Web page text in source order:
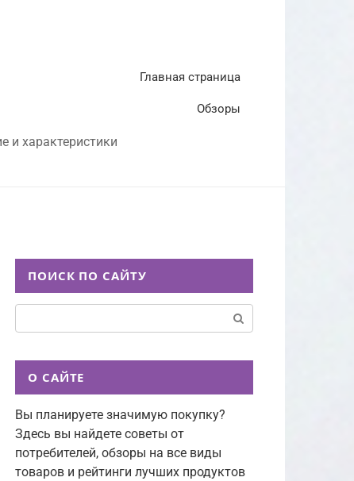
и характеристики
Главная страница
Обзоры
ПОИСК ПО САЙТУ
О САЙТЕ
Вы планируете значимую покупку?
Здесь вы найдете советы от
потребителей, обзоры на все виды
товаров и рейтинги лучших продуктов